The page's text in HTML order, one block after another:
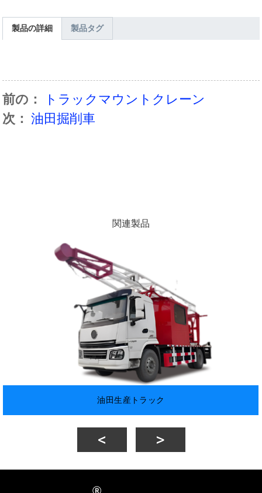
製品の詳細 製品タグ
前の：
トラックマウントクレーン
次： 油田掘削車
関連製品
油田生産トラック